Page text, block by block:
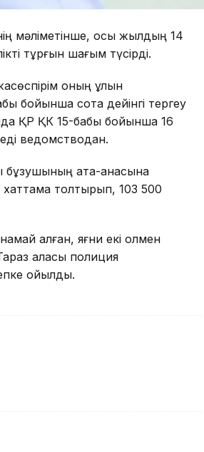
мәліметінше, осы жылдың 14
тұрғын шағым түсірді.
оның ұлын
бойынша сотқа дейінгі тергеу
ҚР ҚК 15-бабы бойынша 16
ведомстводан.
бұзушының ата-анасына
хаттама толтырып, 103 500
қалған, яғни екі қолмен
қаласы полиция
қойылды.